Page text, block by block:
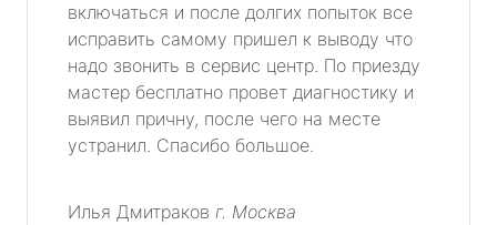
включаться и после долгих попыток все
исправить самому пришел к выводу что
надо звонить в сервис центр. По приезду
мастер бесплатно провет диагностику и
выявил причну, после чего на месте
устранил. Спасибо большое.
Илья Дмитраков г. Москва